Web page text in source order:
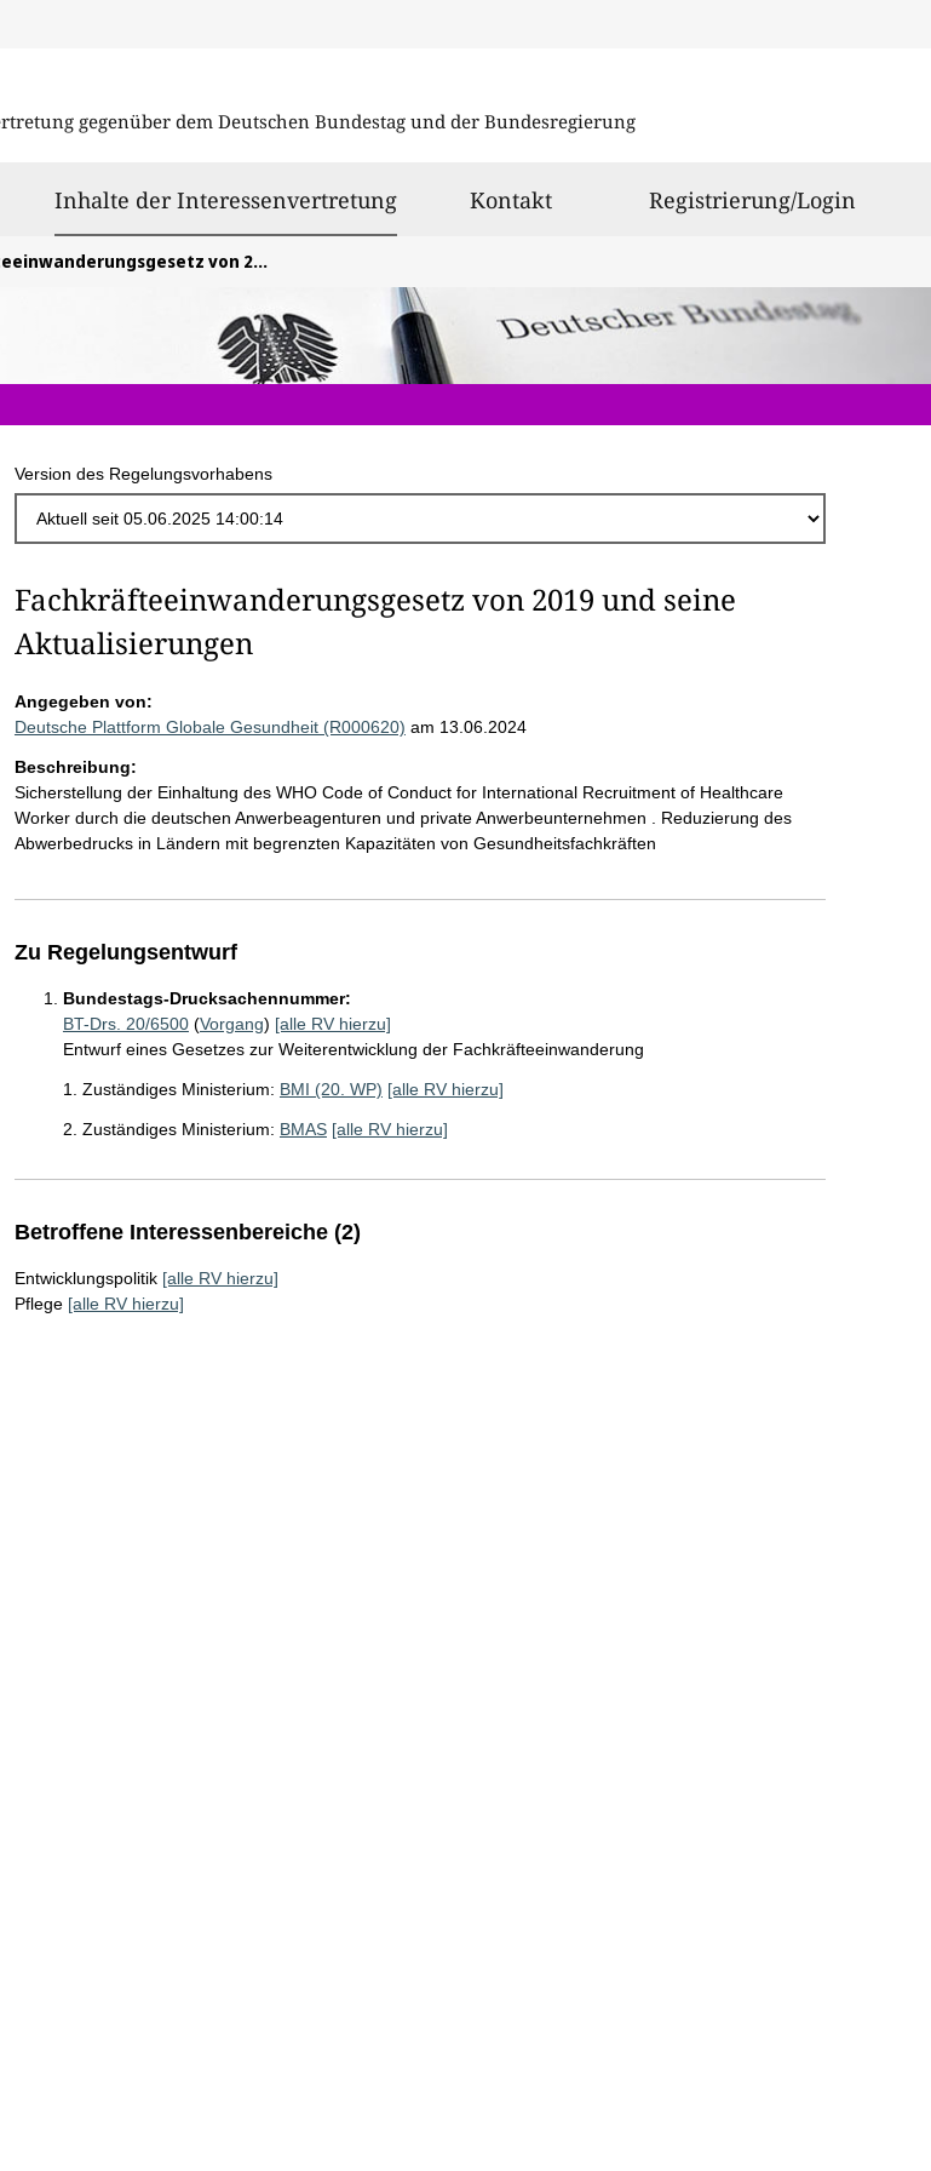
gegenüber dem Deutschen Bundestag und der Bundesregierung
Inhalte der Interessenvertretungausgewählt
Kontakt Registrierung/Login
von 2019 und seine Aktualisierungen
Version des Regelungsvorhabens
Fachkräfteeinwanderungsgesetz von 2019 und seine
Aktualisierungen
Angegeben von:
Deutsche Plattform Globale Gesundheit (R000620) am 13.06.2024
Beschreibung:
Sicherstellung der Einhaltung des WHO Code of Conduct for International Recruitment of Healthcare
Worker durch die deutschen Anwerbeagenturen und private Anwerbeunternehmen . Reduzierung des
Abwerbedrucks in Ländern mit begrenzten Kapazitäten von Gesundheitsfachkräften
Zu Regelungsentwurf
Bundestags-Drucksachennummer:
BT-Drs. 20/6500(Vorgang) [alle RV hierzu]
Entwurf eines Gesetzes zur Weiterentwicklung der Fachkräfteeinwanderung
1. Zuständiges Ministerium: BMI (20. WP) [alle RV hierzu]
2. Zuständiges Ministerium: BMAS [alle RV hierzu]
Betroffene Interessenbereiche (2)
Entwicklungspolitik [alle RV hierzu]
Pflege [alle RV hierzu]